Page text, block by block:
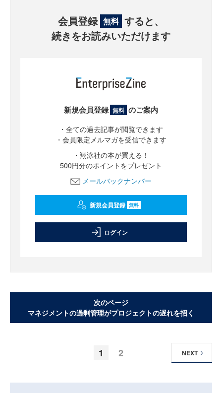
会員登録 無料 すると、
続きをお読みいただけます
新規会員登録 無料 のご案内
・全ての過去記事が閲覧できます
・会員限定メルマガを受信できます
・翔泳社の本が買える！
500円分のポイントをプレゼント
メールバックナンバー
新規会員登録 無料
ログイン
次のページ
マネジメントの過剰管理がプロジェクトの遅れを招く
1 2 NEXT